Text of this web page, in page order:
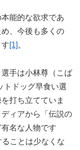
能的な欲求であ
、今後も多くの
[1] 。
手は小林尊（こば
トドッグ早食い選
打ち立てていま
ィアから「伝説の
名な人物です
ことは少なくな